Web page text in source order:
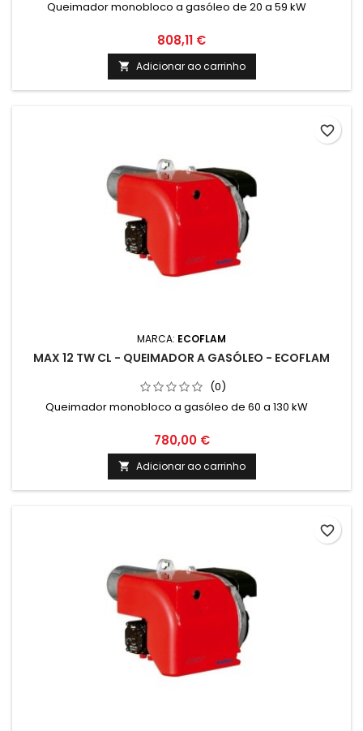
Queimador monobloco a gasóleo de 20 a 59 kW
808,11 €
 Adicionar ao carrinho
MARCA: ECOFLAM
MAX 12 TW CL - QUEIMADOR A GASÓLEO - ECOFLAM
(0)
Queimador monobloco a gasóleo de 60 a 130 kW
780,00 €
 Adicionar ao carrinho
favorite_border
favorite_border